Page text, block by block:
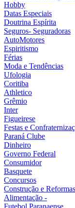
Hobby
Datas Especiais
Doutrina Espírita
Seguros- Seguradoras
AutoMotores
Espiritismo
Férias
Moda e Tendências
Ufologia
Coritiba
Athletico
Grêmio
Inter
Figueirese
Festas e
Paraná Clube
Dinheiro
Governo Federal
Consumidor
Basquete
Concursos
Construção e Reformas
Alimentação -